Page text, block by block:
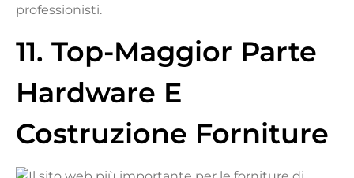
professionisti.
11. Top-Maggior Parte
Hardware E
Costruzione Forniture